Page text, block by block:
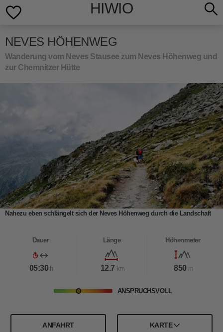
HIWIO
NEVES HÖHENWEG
Wanderung vom Neves Stausee zum Neves Höhenweg und
zur Chemnitzer Hütte
Nahezu eben schlängelt sich der Neves Höhenweg durch die Landschaft
Dauer
05:30 h
Länge
12.7 km
Höhenmeter
850 m
ANSPRUCHSVOLL
ANFAHRT KARTE